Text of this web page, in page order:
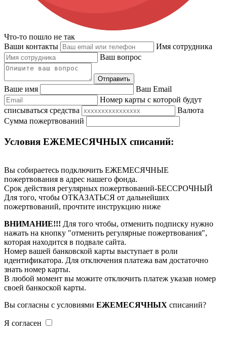
Что-то пошло не так
Ваши контакты
Имя сотрудника
Ваш вопрос
Отправить
Ваше имя
Ваш Email
Номер карты с которой будут
списываться средства
Валюта
Сумма пожертвований
Условия ЕЖЕМЕСЯЧНЫХ списаний:
Вы собираетесь подключить ЕЖЕМЕСЯЧНЫЕ
пожертвования в адрес нашего фонда.
Срок действия регулярных пожертвований-БЕССРОЧНЫЙ
Для того, чтобы ОТКАЗАТЬСЯ от дальнейших
пожертвований, прочтите инструкцию ниже
ВНИМАНИЕ!!! Для того чтобы, отменить подписку нужно
нажать на кнопку "отменить регулярные пожертвования",
которая находится в подвале сайта.
Номер вашей банковской карты выступает в роли
идентификатора. Для отключения платежа вам достаточно
знать номер карты.
В любой момент вы можите отключить платеж указав номер
своей банкоской карты.
Вы согласны с условиями ЕЖЕМЕСЯЧНЫХ списаний?
Я согласен